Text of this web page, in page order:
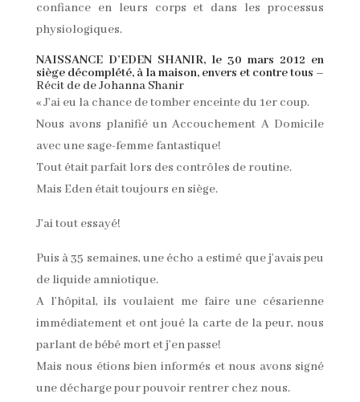
confiance en leurs corps et dans les processus
physiologiques.
NAISSANCE D’EDEN SHANIR, le 30 mars 2012 en
siège décomplété, à la maison, envers et contre tous –
Récit de de Johanna Shanir
« J’ai eu la chance de tomber enceinte du 1er coup.
Nous avons planifié un Accouchement A Domicile
avec une sage-femme fantastique!
Tout était parfait lors des contrôles de routine.
Mais Eden était toujours en siège.
J’ai tout essayé!
Puis à 35 semaines, une écho a estimé que j’avais peu
de liquide amniotique.
A l’hôpital, ils voulaient me faire une césarienne
immédiatement et ont joué la carte de la peur, nous
parlant de bébé mort et j’en passe!
Mais nous étions bien informés et nous avons signé
une décharge pour pouvoir rentrer chez nous.